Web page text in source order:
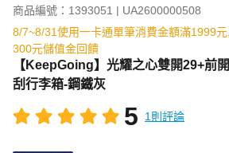
商品編號：1393051 | UA2600000508
8/7~8/31使用一卡通單筆消費金額滿1999
300元儲值金回饋
【KeepGoing】光耀之心雙開29+前
刮行李箱-鋼鐵灰
5 1則評論